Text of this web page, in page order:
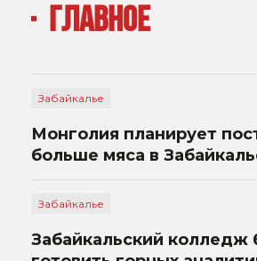
ГЛАВНОЕ
Забайкалье
Монголия планирует
больше мяса в
Забайкалье
Забайкальский колледж